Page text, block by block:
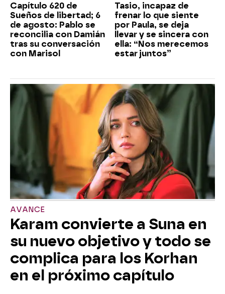
Capítulo 620 de
Sueños de libertad; 6
de agosto: Pablo se
reconcilia con Damián
tras su conversación
con Marisol
Tasio, incapaz de
frenar lo que siente
por Paula, se deja
llevar y se sincera con
ella: “Nos merecemos
estar juntos”
AVANCE
Karam convierte a Suna en
su nuevo objetivo y todo se
complica para los Korhan
en el próximo capítulo